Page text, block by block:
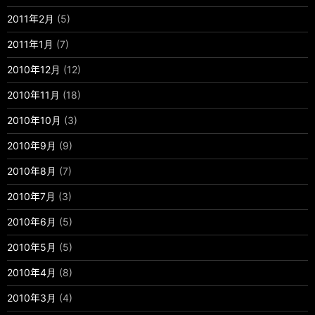
2011年2月 (5)
2011年1月 (7)
2010年12月 (12)
2010年11月 (18)
2010年10月 (3)
2010年9月 (9)
2010年8月 (7)
2010年7月 (3)
2010年6月 (5)
2010年5月 (5)
2010年4月 (8)
2010年3月 (4)